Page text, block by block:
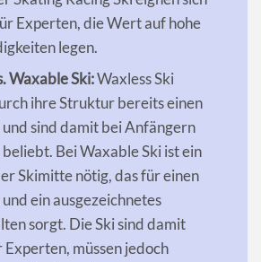
Experten, die Wert auf hohe
legen.
Waxable Ski:Waxless Ski
ihre Struktur bereits einen
sind damit bei Anfängern
Bei Waxable Ski ist ein
Skimitte nötig, das für einen
ein ausgezeichnetes
sorgt. Die Ski sind damit
müssen jedoch